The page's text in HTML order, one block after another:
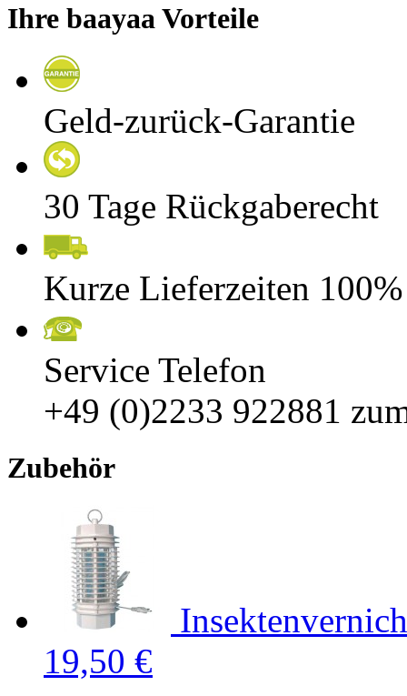
Ihre baayaa Vorteile
Geld-zurück-Garantie
30 Tage Rückgaberecht
Kurze Lieferzeiten
Service Telefon
+49 (0)2233 922881
Zubehör
19,50 €